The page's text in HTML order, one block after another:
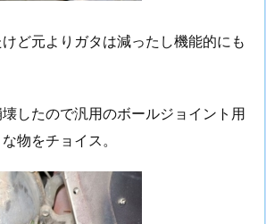
ど元よりガタは減ったし機能的にも
したので汎用のボールジョイント用
物をチョイス。